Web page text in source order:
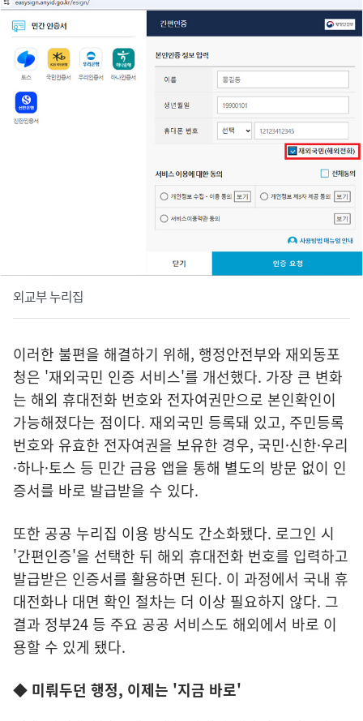
외교부 누리집
이러한 불편을 해결하기 위해, 행정안전부와 재외동포
청은 '재외국민 인증 서비스'를 개선했다. 가장 큰 변화
는 해외 휴대전화 번호와 전자여권만으로 본인확인이
가능해졌다는 점이다. 재외국민 등록돼 있고, 주민등록
번호와 유효한 전자여권을 보유한 경우, 국민·신한·우리
·하나·토스 등 민간 금융 앱을 통해 별도의 방문 없이 인
증서를 바로 발급받을 수 있다.
또한 공공 누리집 이용 방식도 간소화됐다. 로그인 시
'간편인증'을 선택한 뒤 해외 휴대전화 번호를 입력하고
발급받은 인증서를 활용하면 된다. 이 과정에서 국내 휴
대전화나 대면 확인 절차는 더 이상 필요하지 않다. 그
결과 정부24 등 주요 공공 서비스도 해외에서 바로 이
용할 수 있게 됐다.
◆ 미뤄두던 행정, 이제는 '지금 바로'